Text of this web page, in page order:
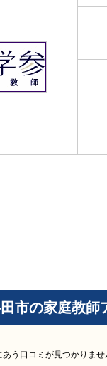
市の家庭教師
う口コミが見つかりま